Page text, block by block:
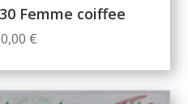
Femme coiffee
€